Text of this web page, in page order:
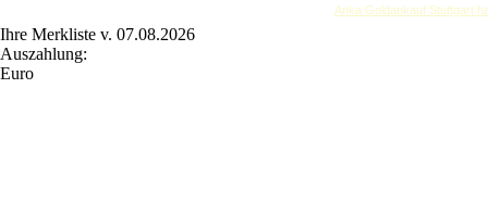
Anka Goldankauf Stuttgart
Ihre Merkliste v. 07.08.2026
Auszahlung:
Euro